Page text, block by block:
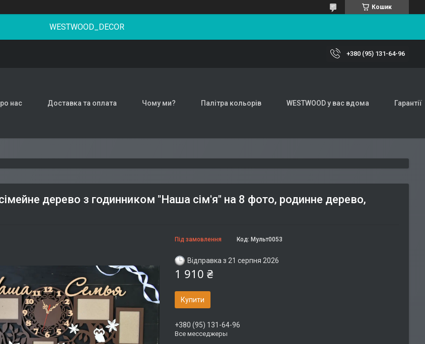
Кошик
WESTWOOD_DECOR
+380 (95) 131-64-96
нас Доставка та оплата Чому ми? Палітра кольорів WESTWOOD у вас вдома Гарантії
дерево з годинником "Наша сім'я" на 8 фото, родинне дерево,
Під замовлення Код: Мульт0053
Відправка з 21 серпня 2026
1 910 ₴
Купити
+380 (95) 131-64-96
Все месседжеры